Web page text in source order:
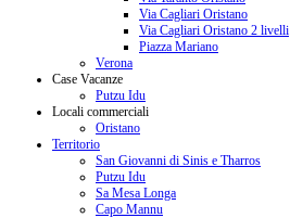
Via Cagliari Oristano
Via Cagliari Oristano 2 livelli
Piazza Mariano
Verona
Case Vacanze
Putzu Idu
Locali commerciali
Oristano
Territorio
San Giovanni di Sinis e Tharros
Putzu Idu
Sa Mesa Longa
Capo Mannu